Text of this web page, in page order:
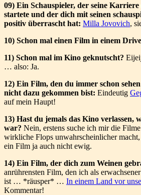
09) Ein Schauspieler, der seine
startete und der dich mit seinen
positiv überrascht hat: Milla Jovovich,
10) Schon mal einen Film in einem
11) Schon mal im Kino geknutscht?
… also: Ja.
12) Ein Film, den du immer schon
nicht dazu gekommen bist: Eindeutig
auf mein Haupt!
13) Hast du jemals das Kino verlassen,
war? Nein, erstens suche ich mir die
wirkliche Flops unwahrscheinlicher
ein Film ja auch nicht ewig.
14) Ein Film, der dich zum Weinen
anrührensten Film, den ich als
ist … *räusper* … In einem Land vor
Kommentar!